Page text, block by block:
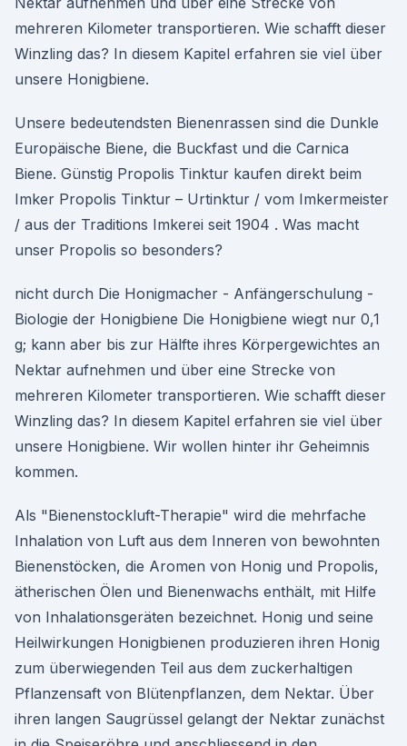
mehreren Kilometer transportieren. Wie schafft dieser
Winzling das? In diesem Kapitel erfahren sie viel über
unsere Honigbiene.
Unsere bedeutendsten Bienenrassen sind die Dunkle
Europäische Biene, die Buckfast und die Carnica
Biene. Günstig Propolis Tinktur kaufen direkt beim
Imker Propolis Tinktur – Urtinktur / vom Imkermeister
/ aus der Traditions Imkerei seit 1904 . Was macht
unser Propolis so besonders?
nicht durch Die Honigmacher - Anfängerschulung -
Biologie der Honigbiene Die Honigbiene wiegt nur 0,1
g; kann aber bis zur Hälfte ihres Körpergewichtes an
Nektar aufnehmen und über eine Strecke von
mehreren Kilometer transportieren. Wie schafft dieser
Winzling das? In diesem Kapitel erfahren sie viel über
unsere Honigbiene. Wir wollen hinter ihr Geheimnis
kommen.
Als "Bienenstockluft-Therapie" wird die mehrfache
Inhalation von Luft aus dem Inneren von bewohnten
Bienenstöcken, die Aromen von Honig und Propolis,
ätherischen Ölen und Bienenwachs enthält, mit Hilfe
von Inhalationsgeräten bezeichnet. Honig und seine
Heilwirkungen Honigbienen produzieren ihren Honig
zum überwiegenden Teil aus dem zuckerhaltigen
Pflanzensaft von Blütenpflanzen, dem Nektar. Über
ihren langen Saugrüssel gelangt der Nektar zunächst